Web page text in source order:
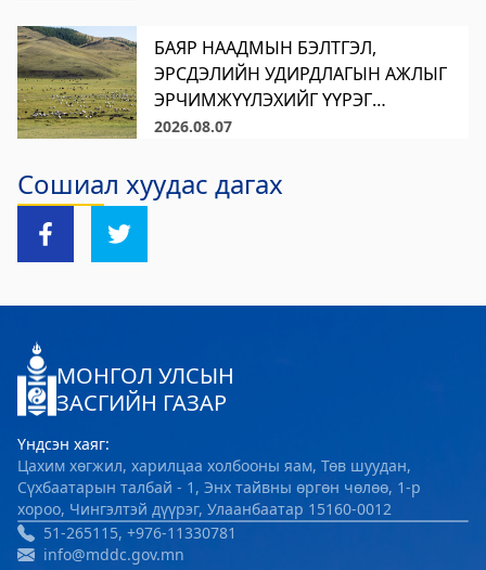
2024-08-26 03:23:18
Дэлгэрэнгүй
Хөвсгөл Зооноз
Дэлгэрэнгүй
Хөвсгөл аймгийн Хүнс хөдөө, аж ахуйн
газар
БАЯР НААДМЫН БЭЛТГЭЛ,
ЭРСДЭЛИЙН УДИРДЛАГЫН АЖЛЫГ
ЭРЧИМЖҮҮЛЭХИЙГ ҮҮРЭГ
БОЛГОЛОО Аймгийн удирдах
болж, цаг үеийн нөхцөл байдал
болон байгууллагуудын хэрэгжүүлж
2026.08.07
Сошиал хуудас дагах
МОНГОЛ УЛСЫН
ЗАСГИЙН ГАЗАР
Үндсэн хаяг:
Цахим хөгжил, харилцаа холбооны яам, Төв шуудан,
Сүхбаатарын талбай - 1, Энх тайвны өргөн чөлөө, 1-р
хороо, Чингэлтэй дүүрэг, Улаанбаатар 15160-0012
51-265115, +976-11330781
info@mddc.gov.mn